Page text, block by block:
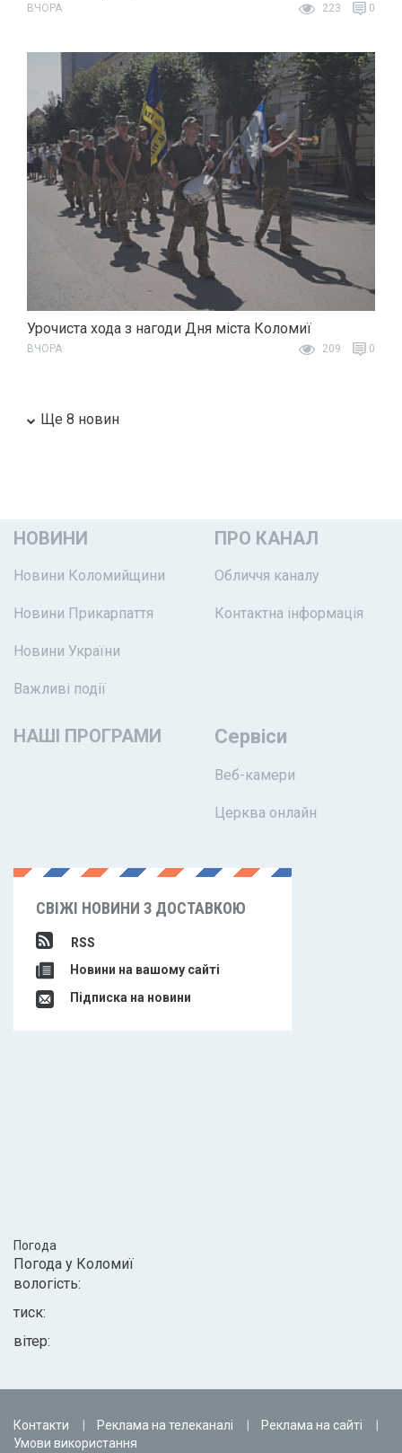
ВЧОРА 223 0
Урочиста хода з нагоди Дня міста Коломиї
ВЧОРА 209 0
Ще 8 новин
НОВИНИ
Новини Коломийщини
Новини Прикарпаття
Новини України
Важливі події
ПРО КАНАЛ
Обличчя каналу
Контактна інформація
НАШІ ПРОГРАМИ Сервіси
Веб-камери
Церква онлайн
СВІЖІ НОВИНИ З ДОСТАВКОЮ
RSS
Новини на вашому сайті
Підписка на новини
Погода
Погода у Коломиї
вологість:
тиск:
вітер:
Контакти Реклама на телеканалі
Реклама на сайті
Умови використання